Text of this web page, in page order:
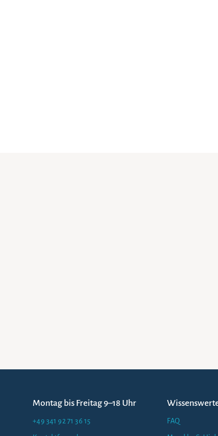
Montag bis Freitag 9–18 Uhr
+49 341 92 71 36 15 FAQ